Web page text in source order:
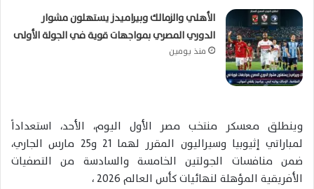
الأهلي والزمالك وبيراميدز يستهلون مشوار
الدوري المصري بمواجهات قوية في الجولة الأولى
منذ يومين
وينطلق معسكر منتخب مصر الأول اليوم، الأحد، استعداداً
لمباراتي إثيوبيا وسيراليون المقرر لهما 21 و25 مارس الجاري،
ضمن منافسات الجولتين الخامسة والسادسة من التصفيات
الأفريقية المؤهلة لنهائيات كأس العالم 2026 ،